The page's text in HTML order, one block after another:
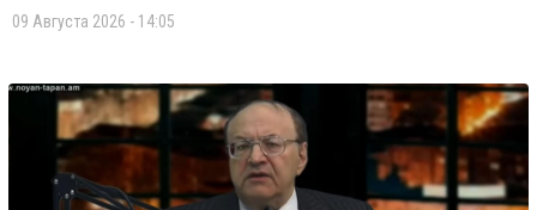
09 Августа 2026 - 14:05